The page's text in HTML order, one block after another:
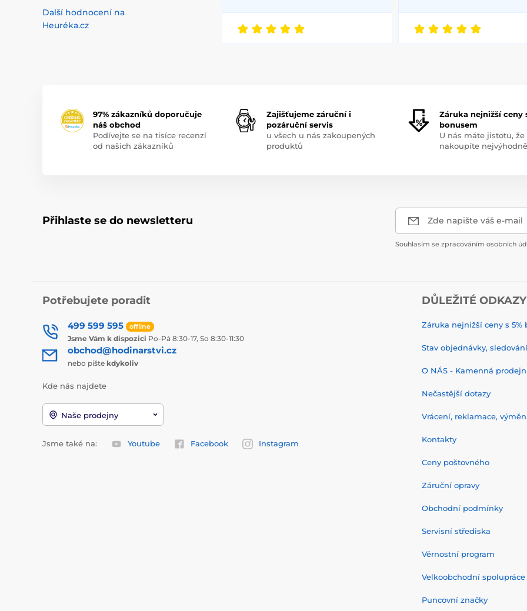
Další hodnocení na
Heuréka.cz
97% zákazníků doporučuje
náš obchod
Podívejte se na tisíce recenzí
od našich zákazníků
Zajišťujeme záruční i
pozáruční servis
u všech u nás zakoupených
produktů
Záruka nejnižší ceny
bonusem
U nás máte jistotu, že
nakoupíte
Přihlaste se do newsletteru Zde napište váš e-mail
Souhlasím se zpracováním osobních
Potřebujete poradit
499 599 595 offline
Jsme Vám k dispozici Po-Pá 8:30-17, So 8:30-11:30
obchod@hodinarstvi.cz
nebo pište kdykoliv
Kde nás najdete
Naše prodejny
Jsme také na: Youtube Facebook Instagram
DŮLEŽITÉ ODKAZY
Záruka nejnižší ceny s 5%
Stav objednávky,
O NÁS - Kamenná
Nečastější dotazy
Vrácení, reklamace,
Kontakty
Ceny poštovného
Záruční opravy
Obchodní podmínky
Servisní střediska
Věrnostní program
Velkoobchodní spolupráce
Puncovní značky